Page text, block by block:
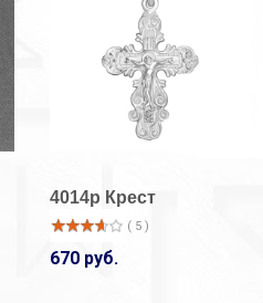
4014р Крест
( 5 )
670 руб.